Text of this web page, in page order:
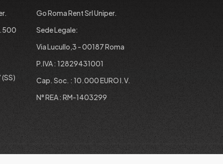
Go Roma Rent Srl Uniper.
Sede Legale:
Via Lucullo,3 - 00187 Roma
P.IVA : 12829431001
Cap. Soc. : 10.000 EURO I.V.
N° REA : RM-1403299
Privacy Policy Cookie Siamo su Carpro.it